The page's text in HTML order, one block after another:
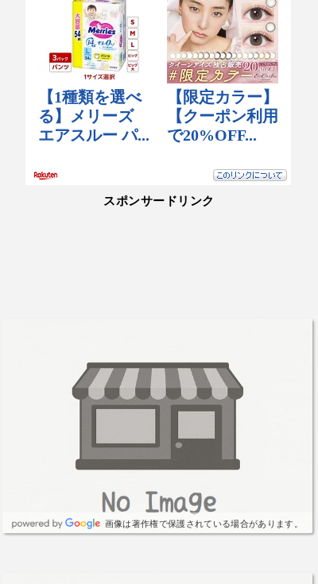
スポンサードリンク
画像は著作権で保護されている場合があります。